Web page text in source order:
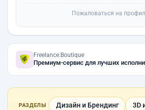
Пожаловаться на
Freelance.Boutique
Премиум-сервис для лучших
РАЗДЕЛЫ Дизайн и Брендинг 3D